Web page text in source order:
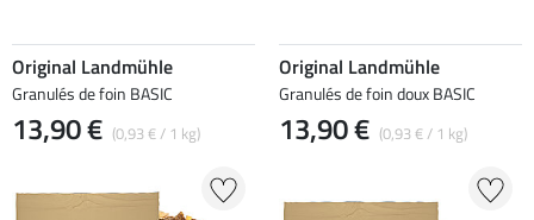
Original Landmühle
Granulés de foin BASIC
13,90 € (0,93 € / 1 kg)
Original Landmühle
Granulés de foin doux BASIC
13,90 € (0,93 € / 1 kg)